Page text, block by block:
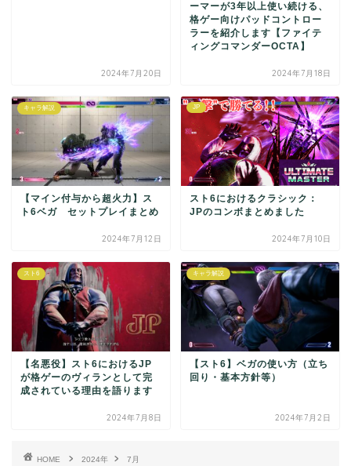
2024年7月20日
ーマーが3年以上使い続ける、
格ゲー向けパッドコントロー
ラーを紹介します【ファイテ
ィングコマンダーOCTA】
2024年7月18日
キャラ解説
【マイン付与から超火力】ス
ト6ベガ セットプレイまとめ
2024年7月12日
JP
スト6におけるクラシック：
JPのコンボまとめました
2024年7月10日
スト6
【名悪役】スト6におけるJP
が格ゲーのヴィランとして完
成されている理由を語ります
2024年7月8日
キャラ解説
【スト6】ベガの使い方（立ち
回り・基本方針等）
2024年7月2日
HOME 2024年 7月